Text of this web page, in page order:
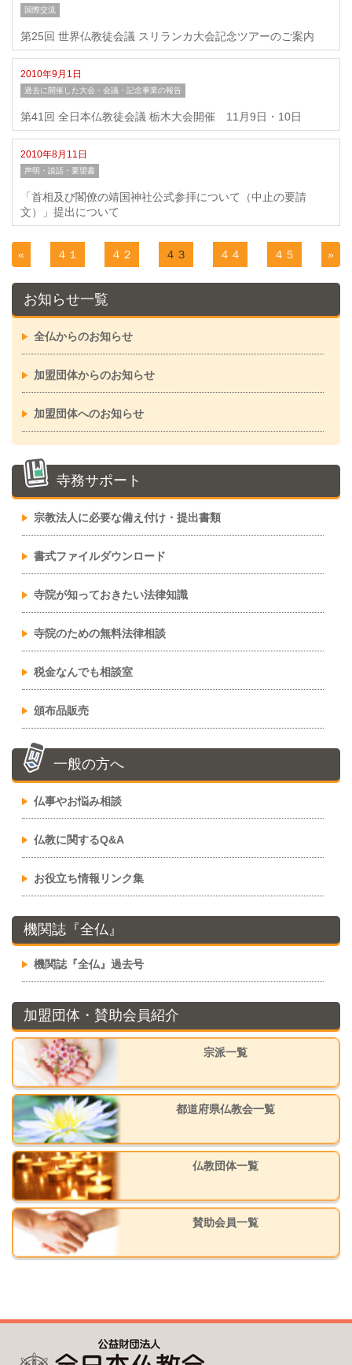
国際交流
第25回 世界仏教徒会議 スリランカ大会記念ツアーのご案内
2010年9月1日
過去に開催した大会・会議・記念事業の報告
第41回 全日本仏教徒会議 栃木大会開催 11月9日・10日
2010年8月11日
声明・談話・要望書
「首相及び閣僚の靖国神社公式参拝について（中止の要請
文）」提出について
« ４１ ４２ ４３ ４４ ４５ »
お知らせ一覧
全仏からのお知らせ
加盟団体からのお知らせ
加盟団体へのお知らせ
寺務サポート
宗教法人に必要な備え付け・提出書類
書式ファイルダウンロード
寺院が知っておきたい法律知識
寺院のための無料法律相談
税金なんでも相談室
頒布品販売
一般の方へ
仏事やお悩み相談
仏教に関するQ&A
お役立ち情報リンク集
機関誌『全仏』
機関誌『全仏』過去号
加盟団体・賛助会員紹介
宗派一覧
都道府県仏教会一覧
仏教団体一覧
賛助会員一覧